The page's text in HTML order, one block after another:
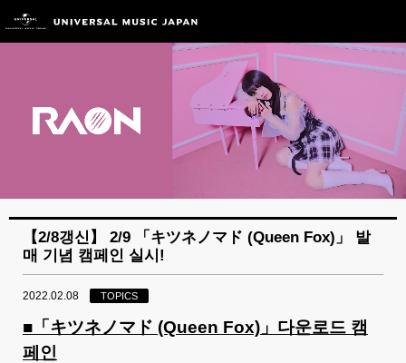
【2/8갱신】 2/9 「キツネノマド (Queen Fox)」 발
매 기념 캠페인 실시!
2022.02.08 TOPICS
■「キツネノマド (Queen Fox)」다운로드 캠
페인